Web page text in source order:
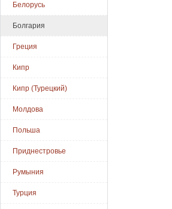
Белорусь
Болгария
Греция
Кипр
Кипр (Турецкий)
Молдова
Польша
Приднестровье
Румыния
Турция